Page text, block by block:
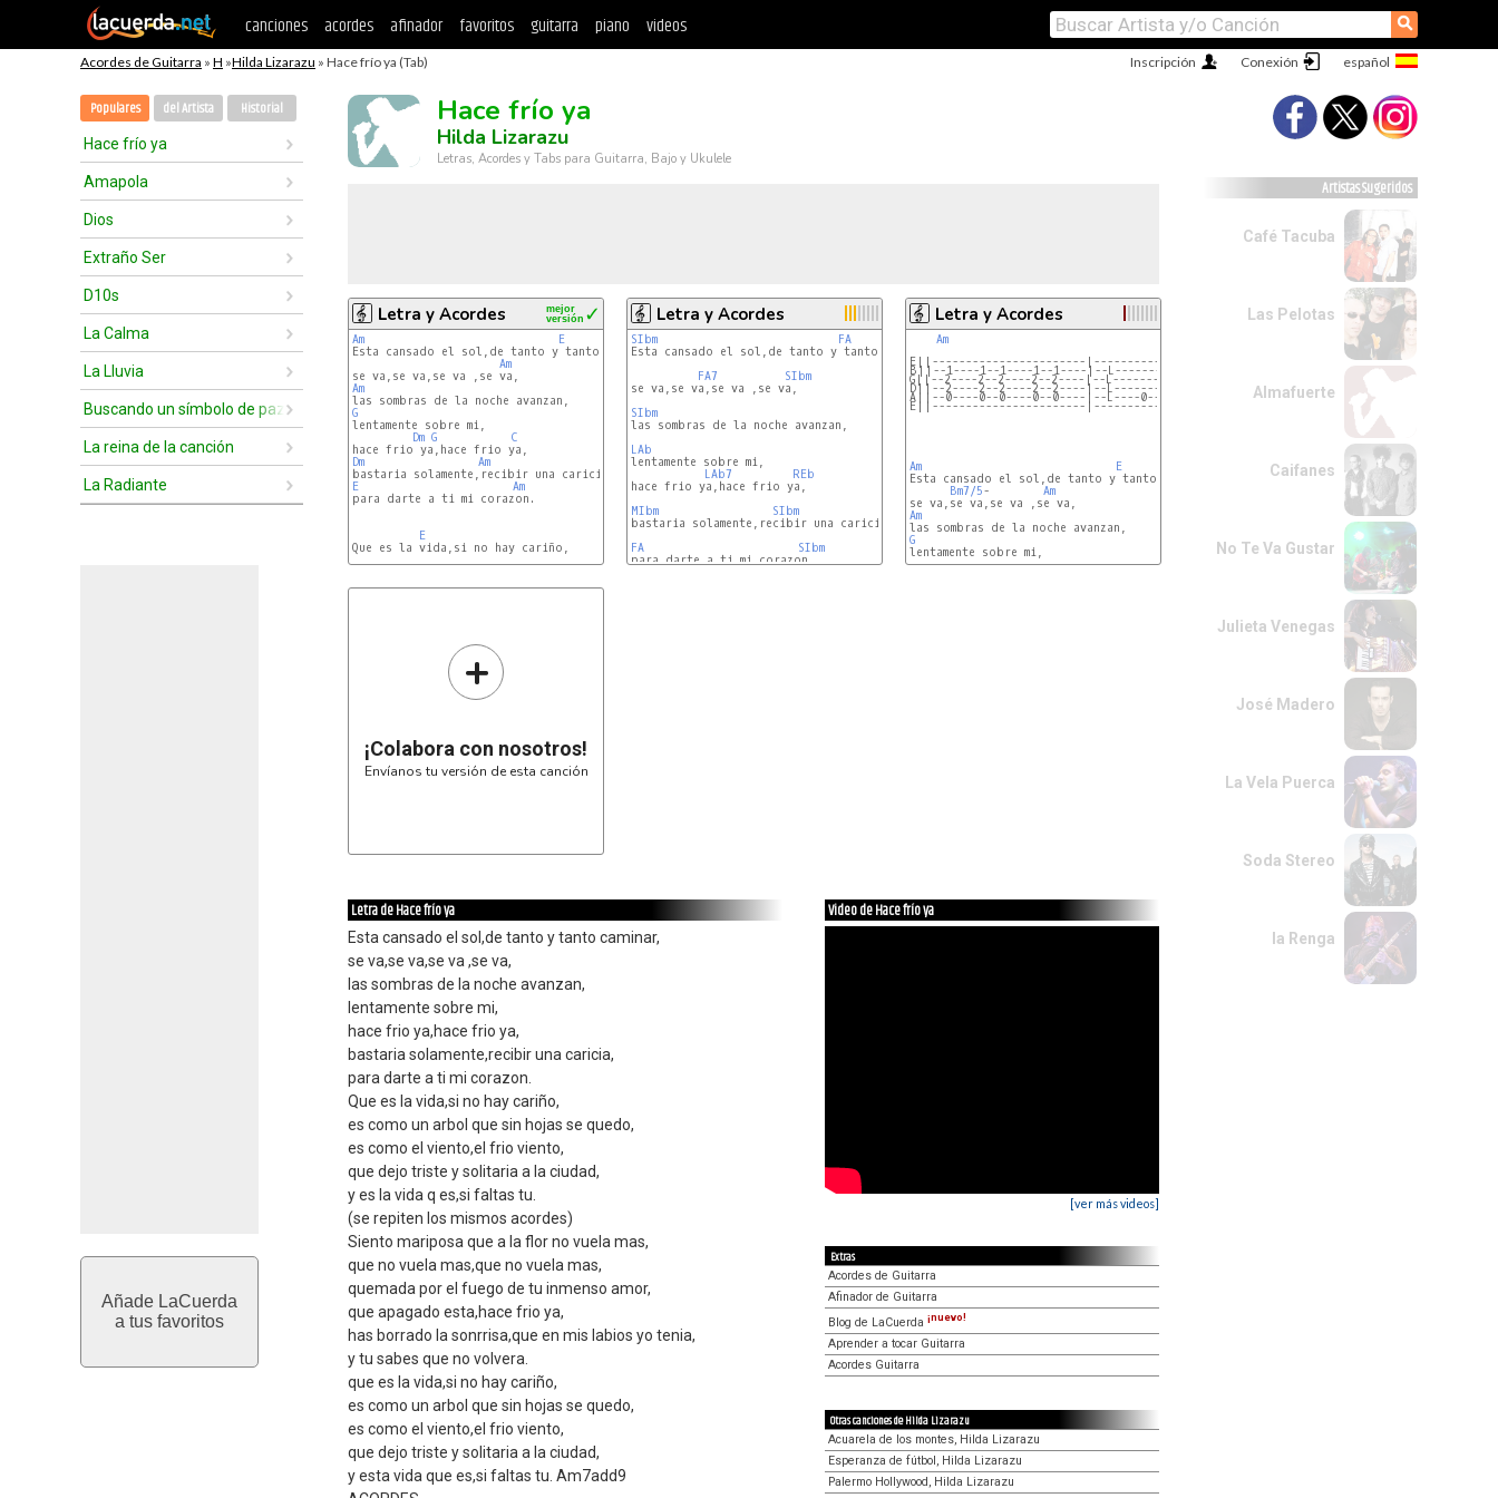
canciones acordes afinador favoritos guitarra piano videos ⚲
Acordes de Guitarra » H »Hilda Lizarazu » Hace frío ya (Tab) Conexión
Inscripción
Populares del Artista Historial
Hace frío ya
Amapola
Dios
Extraño Ser
D10s
La Calma
La Lluvia
Buscando un símbolo de paz
La reina de la canción
La Radiante
Añade LaCuerda
a tus favoritos
Hace frío ya
Hilda Lizarazu
Letras, Acordes y Tabs para Guitarra, Bajo y Ukulele
Letra y Acordes ✓
mejor
versión
Am
E
Esta cansado el sol,de tanto y tanto caminar,
Am
Am
G
Dm G
C
Dm
Am
E
Am
para darte a ti mi corazon.
E
Que es la vida,si no hay cariño,
Am
Letra y Acordes
SIbm
FA
Esta cansado el sol,de tanto y tanto caminar,
FA7
SIbm
se va,se va,se va ,se va,
SIbm
LAb
LAb7
REb
hace frio ya,hace frio ya,
MIbm
SIbm
bastaria solamente,recibir una caricia,
FA
SIbm
para darte a ti mi corazon.
Letra y Acordes
Am
E||-----------------------|-----------------------||
B||--1----1--1----1--1----|--L--------------------||
G||--2----2--2----2--2----|--L--------------------||
D||--2----2--2----2--2----|--L----------1--0------||
A||--0----0--0----0--0----|--L----0--0------------||
E||-----------------------|-----------------------||
Am
E
Esta cansado el sol,de tanto y tanto caminar,
Bm7/5- Am
Am
G
+
¡Colabora con nosotros!
Envíanos tu versión de esta canción
Letra de Hace frío ya
Esta cansado el sol,de tanto y tanto caminar,
se va,se va,se va ,se va,
las sombras de la noche avanzan,
lentamente sobre mi,
hace frio ya,hace frio ya,
bastaria solamente,recibir una caricia,
para darte a ti mi corazon.
Que es la vida,si no hay cariño,
es como un arbol que sin hojas se quedo,
es como el viento,el frio viento,
que dejo triste y solitaria a la ciudad,
y es la vida q es,si faltas tu.
(se repiten los mismos acordes)
Siento mariposa que a la flor no vuela mas,
que no vuela mas,que no vuela mas,
quemada por el fuego de tu inmenso amor,
que apagado esta,hace frio ya,
has borrado la sonrrisa,que en mis labios yo tenia,
y tu sabes que no volvera.
que es la vida,si no hay cariño,
es como un arbol que sin hojas se quedo,
es como el viento,el frio viento,
que dejo triste y solitaria a la ciudad,
y esta vida que es,si faltas tu. Am7add9
Video de Hace frío ya
[ver más videos]
Extras
Acordes de Guitarra
Afinador de Guitarra
Blog de LaCuerda ¡nuevo!
Aprender a tocar Guitarra
Acordes Guitarra
Otras canciones de Hilda Lizarazu
Acuarela de los montes, Hilda Lizarazu
Esperanza de fútbol, Hilda Lizarazu
Palermo Hollywood, Hilda Lizarazu
Artistas Sugeridos
Café Tacuba
Las Pelotas
Almafuerte
Caifanes
No Te Va Gustar
Julieta Venegas
José Madero
La Vela Puerca
Soda Stereo
la Renga